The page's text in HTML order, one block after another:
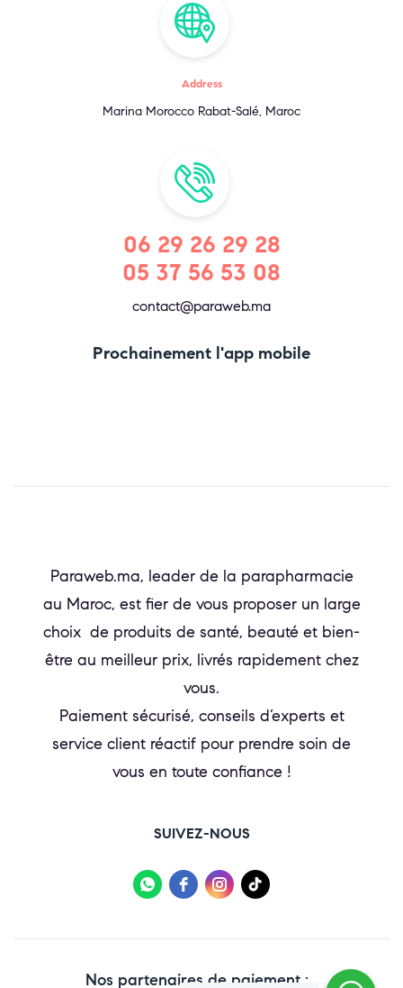
Address
Marina Morocco Rabat-Salé, Maroc
06 29 26 29 28
05 37 56 53 08
contact@paraweb.ma
Prochainement l'app mobile
Paraweb.ma, leader de la parapharmacie
au Maroc, est fier de vous proposer un large
choix de produits de santé, beauté et bien-
être au meilleur prix, livrés rapidement chez
vous.
Paiement sécurisé, conseils d’experts et
service client réactif pour prendre soin de
vous en toute confiance !
SUIVEZ-NOUS
Nos partenaires de paiement :